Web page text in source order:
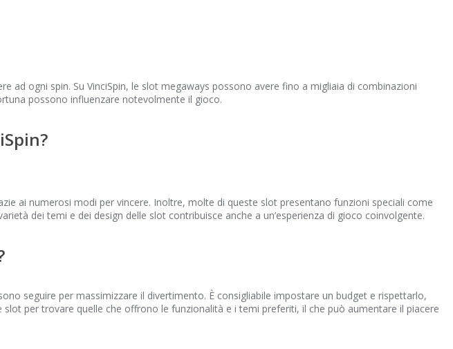
ogni spin. Su VinciSpin, le slot megaways possono avere fino a migliaia di combinazioni
possono influenzare notevolmente il gioco.
ai numerosi modi per vincere. Inoltre, molte di queste slot presentano funzioni speciali come
dei temi e dei design delle slot contribuisce anche a un’esperienza di gioco coinvolgente.
seguire per massimizzare il divertimento. È consigliabile impostare un budget e rispettarlo,
per trovare quelle che offrono le funzionalità e i temi preferiti, il che può aumentare il piacere